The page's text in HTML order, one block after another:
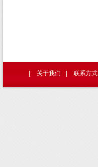
关于我们 联系方式